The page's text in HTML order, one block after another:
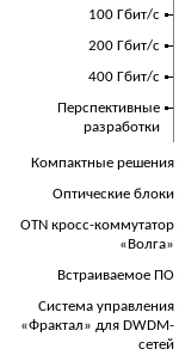
100 Гбит/с
200 Гбит/с
400 Гбит/с
Перспективные
разработки
Компактные решения
Оптические блоки
OTN кросс-коммутатор
«Волга»
Встраиваемое ПО
Cистема управления
«Фрактал» для DWDM-
сетей